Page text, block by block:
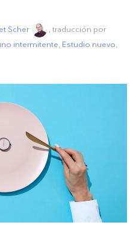
Scher
, traducción por
intermitente, Estudio nuevo,